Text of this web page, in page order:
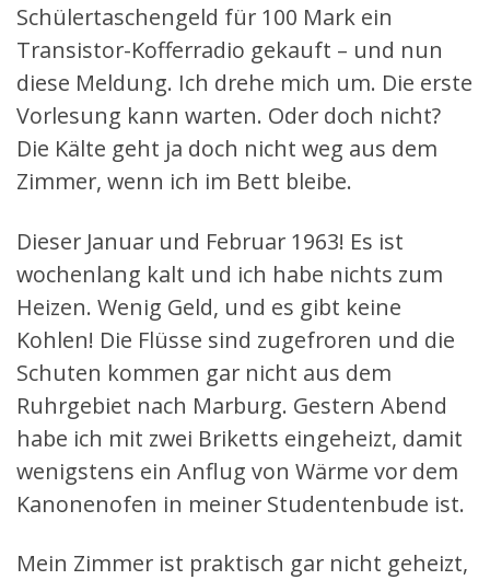
Schülertaschengeld für 100 Mark ein
Transistor-Kofferradio gekauft – und nun
diese Meldung. Ich drehe mich um. Die erste
Vorlesung kann warten. Oder doch nicht?
Die Kälte geht ja doch nicht weg aus dem
Zimmer, wenn ich im Bett bleibe.
Dieser Januar und Februar 1963! Es ist
wochenlang kalt und ich habe nichts zum
Heizen. Wenig Geld, und es gibt keine
Kohlen! Die Flüsse sind zugefroren und die
Schuten kommen gar nicht aus dem
Ruhrgebiet nach Marburg. Gestern Abend
habe ich mit zwei Briketts eingeheizt, damit
wenigstens ein Anflug von Wärme vor dem
Kanonenofen in meiner Studentenbude ist.
Mein Zimmer ist praktisch gar nicht geheizt,